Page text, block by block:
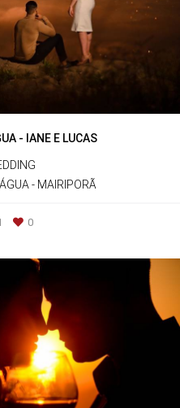
- IANE E LUCAS
- MAIRIPORÃ
0